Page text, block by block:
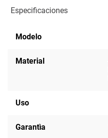
Especificaciones
Modelo
Material
Uso
Garantìa